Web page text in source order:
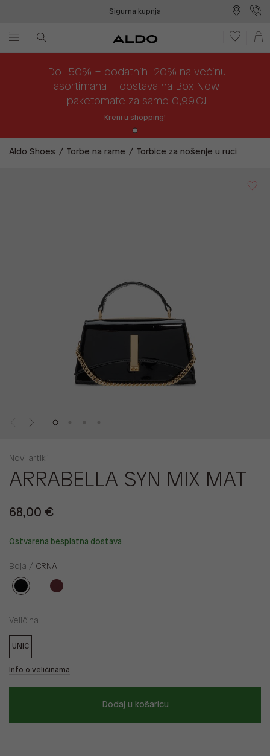
Sigurna kupnja
Do -50% + dodatnih -20% na većinu
asortimana + dostava na Box Now
paketomate za samo 0,99€!
Kreni u shopping!
Aldo Shoes Torbe na rame Torbice za nošenje u ruci
Novi artikli
ARRABELLA SYN MIX MAT
68,00 €
Ostvarena besplatna dostava
Boja / CRNA
Veličina
UNIC
Info o veličinama
Dodaj u košaricu